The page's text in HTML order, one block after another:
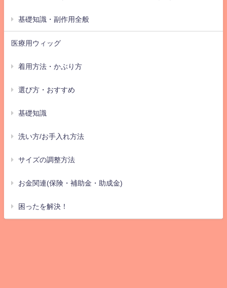
基礎知識・副作用全般
医療用ウィッグ
着用方法・かぶり方
選び方・おすすめ
基礎知識
洗い方/お手入れ方法
サイズの調整方法
お金関連(保険・補助金・助成金)
困ったを解決！